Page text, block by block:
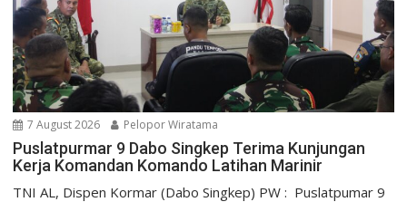
7 August 2026 Pelopor Wiratama
Puslatpurmar 9 Dabo Singkep Terima Kunjungan
Kerja Komandan Komando Latihan Marinir
TNI AL, Dispen Kormar (Dabo Singkep) PW : Puslatpumar 9